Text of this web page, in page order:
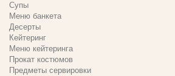
Супы
Меню банкета
Десерты
Кейтеринг
Меню кейтеринга
Прокат костюмов
Предметы сервировки